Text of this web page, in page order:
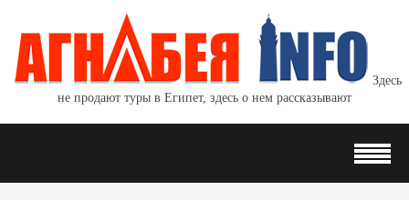
Здесь
не продают туры в Египет, здесь о нем рассказывают